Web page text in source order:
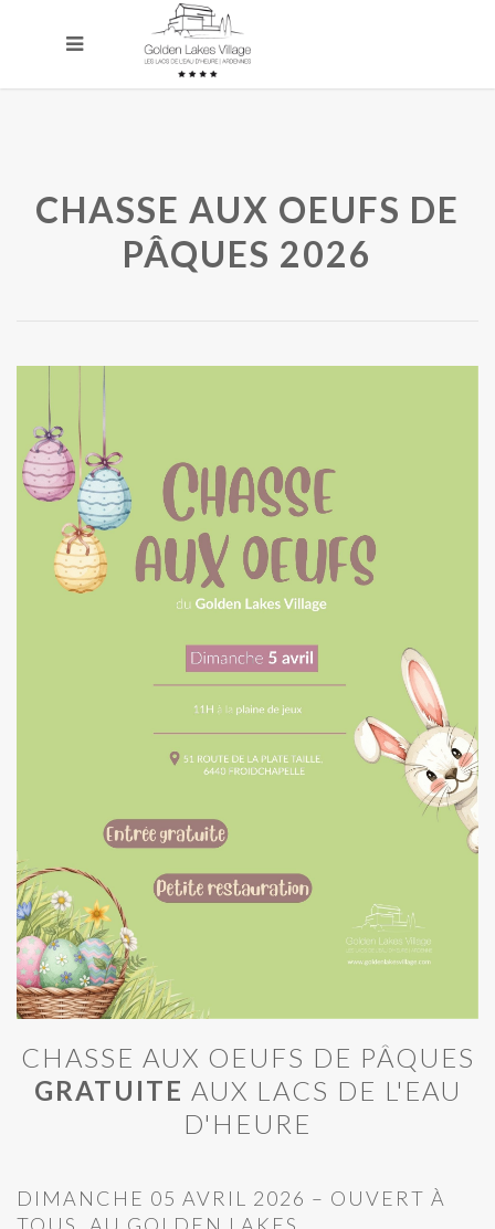
CHASSE AUX OEUFS DE
PÂQUES 2026
CHASSE AUX OEUFS DE PÂQUES
GRATUITE AUX LACS DE L'EAU
D'HEURE
DIMANCHE 05 AVRIL 2026 – OUVERT À